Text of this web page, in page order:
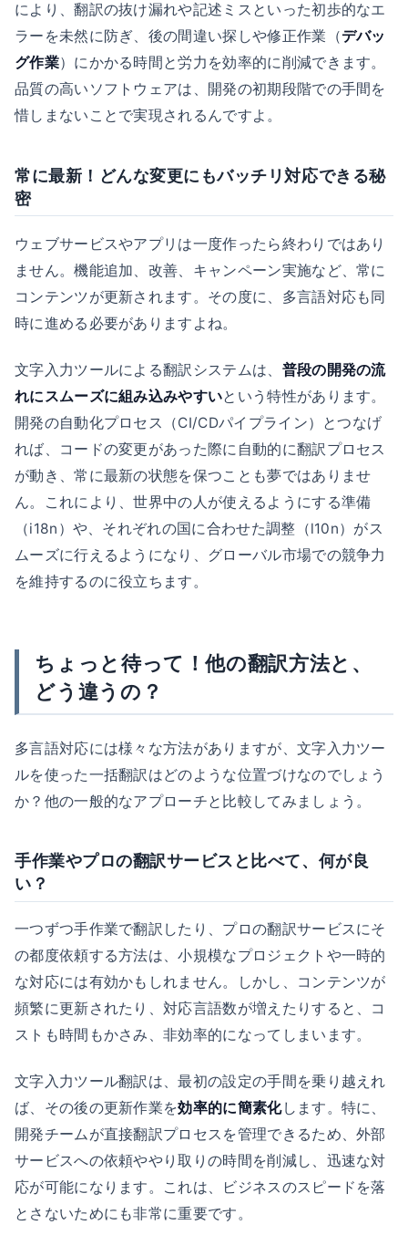
により、翻訳の抜け漏れや記述ミスといった初歩的なエ
ラーを未然に防ぎ、後の間違い探しや修正作業（デバッ
グ作業）にかかる時間と労力を効率的に削減できます。
品質の高いソフトウェアは、開発の初期段階での手間を
惜しまないことで実現されるんですよ。
常に最新！どんな変更にもバッチリ対応できる秘
密
ウェブサービスやアプリは一度作ったら終わりではあり
ません。機能追加、改善、キャンペーン実施など、常に
コンテンツが更新されます。その度に、多言語対応も同
時に進める必要がありますよね。
文字入力ツールによる翻訳システムは、 普段の開発の流
れにスムーズに組み込みやすいという特性があります。
開発の自動化プロセス（CI/CDパイプライン）とつなげ
れば、コードの変更があった際に自動的に翻訳プロセス
が動き、常に最新の状態を保つことも夢ではありませ
ん。これにより、世界中の人が使えるようにする準備
（i18n）や、それぞれの国に合わせた調整（l10n）がス
ムーズに行えるようになり、グローバル市場での競争力
を維持するのに役立ちます。
ちょっと待って！他の翻訳方法と、
どう違うの？
多言語対応には様々な方法がありますが、文字入力ツー
ルを使った一括翻訳はどのような位置づけなのでしょう
か？他の一般的なアプローチと比較してみましょう。
手作業やプロの翻訳サービスと比べて、何が良
い？
一つずつ手作業で翻訳したり、プロの翻訳サービスにそ
の都度依頼する方法は、小規模なプロジェクトや一時的
な対応には有効かもしれません。しかし、コンテンツが
頻繁に更新されたり、対応言語数が増えたりすると、コ
ストも時間もかさみ、非効率的になってしまいます。
文字入力ツール翻訳は、最初の設定の手間を乗り越えれ
ば、その後の更新作業を効率的に簡素化します。特に、
開発チームが直接翻訳プロセスを管理できるため、外部
サービスへの依頼ややり取りの時間を削減し、迅速な対
応が可能になります。これは、ビジネスのスピードを落
とさないためにも非常に重要です。